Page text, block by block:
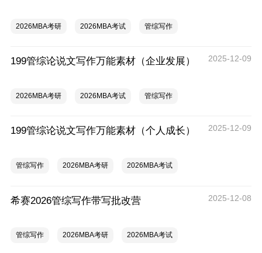
2026MBA考研 2026MBA考试 管综写作
199管综论说文写作万能素材（企业发展） 2025-12-09
2026MBA考研 2026MBA考试 管综写作
199管综论说文写作万能素材（个人成长） 2025-12-09
管综写作 2026MBA考研 2026MBA考试
希赛2026管综写作带写批改营 2025-12-08
管综写作 2026MBA考研 2026MBA考试